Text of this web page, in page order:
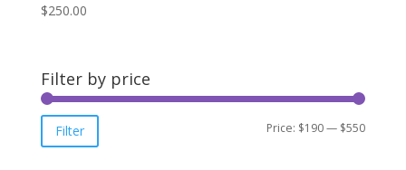
$250.00
Filter by price
Min
Max
Filter Price: $190— $550